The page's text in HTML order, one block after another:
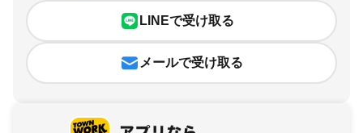
LINEで受け取る
メールで受け取る